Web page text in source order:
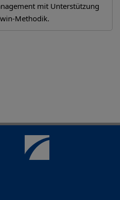
mit Unterstützung
Methodik.